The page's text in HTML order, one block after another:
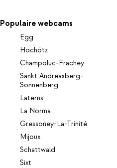
Populaire webcams
Egg
Hochötz
Champoluc-Frachey
Sankt Andreasberg-
Sonnenberg
Laterns
La Norma
Gressoney-La-Trinité
Mijoux
Schattwald
Sixt